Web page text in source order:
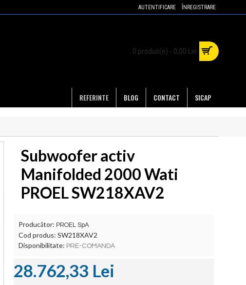
AUTENTIFICARE ÎNREGISTRARE
0 produs(e) - 0,00 Lei
SICAP
CONTACT
BLOG
REFERINTE
Subwoofer activ
Manifolded 2000 Wati
PROEL SW218XAV2
Producător: PROEL SpA
Cod produs: SW218XAV2
Disponibilitate: PRE-COMANDA
28.762,33 Lei